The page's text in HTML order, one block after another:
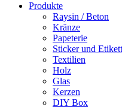
Produkte
Raysin / Beton
Kränze
Papeterie
Sticker und
Textilien
Holz
Glas
Kerzen
DIY Box